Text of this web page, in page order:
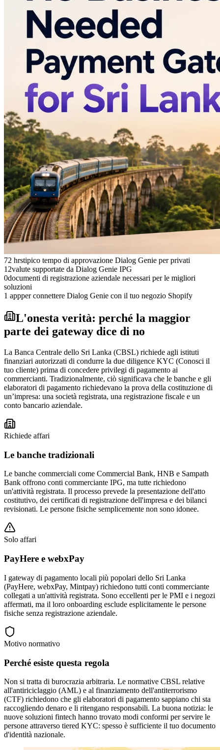
72 hrstipico tempo di approvazione Dialog Genie per privati
12valute supportate da Dialog Genie IPG
0documenti di registrazione aziendale necessari per le migliori
soluzioni
1 appper connettere Dialog Genie con il tuo negozio Shopify
L'onesta verità: perché la maggior
parte dei gateway dice di no
La Banca Centrale dello Sri Lanka (CBSL) richiede agli istituti
finanziari autorizzati di condurre la due diligence KYC (Conosci il
tuo cliente) prima di concedere privilegi di pagamento ai
commercianti. Tradizionalmente, ciò significava che le banche e gli
elaboratori di pagamento richiedevano la prova della costituzione di
un’impresa: una società registrata, una registrazione fiscale e un
conto bancario aziendale.
Richiede affari
Le banche tradizionali
Le banche commerciali come Commercial Bank, HNB e Sampath
Bank offrono conti commerciante IPG, ma tutte richiedono
un'attività registrata. Il processo prevede la presentazione dell'atto
costitutivo, dei certificati di registrazione dell'impresa e dei bilanci
revisionati. Le persone fisiche semplicemente non sono idonee.
Solo affari
PayHere e webxPay
I gateway di pagamento locali più popolari dello Sri Lanka
(PayHere, webxPay, Mintpay) richiedono tutti conti commerciante
collegati a un'attività registrata. Sono eccellenti per le PMI e i negozi
affermati, ma il loro onboarding esclude esplicitamente le persone
fisiche senza registrazione aziendale.
Motivo normativo
Perché esiste questa regola
Non si tratta di burocrazia arbitraria. Le normative CBSL relative
all'antiriciclaggio (AML) e al finanziamento dell'antiterrorismo
(CTF) richiedono che gli elaboratori di pagamento sappiano chi sta
raccogliendo denaro e li ritengano responsabili. La buona notizia: le
nuove soluzioni fintech hanno trovato modi conformi per servire le
persone attraverso tiered KYC: spesso è sufficiente il tuo documento
d'identità nazionale.